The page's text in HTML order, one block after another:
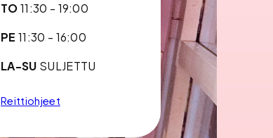
TO11:30 - 19:00
PE 11:30 - 16:00
LA-SU SULJETTU
Reittiohjeet